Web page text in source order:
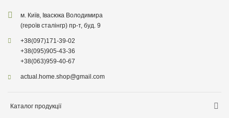
м. Київ, Івасюка Володимира
(героїв сталінгр) пр-т, буд. 9
+38(097)171-39-02
+38(095)905-43-36
+38(063)959-40-67
actual.home.shop@gmail.com
Каталог продукції